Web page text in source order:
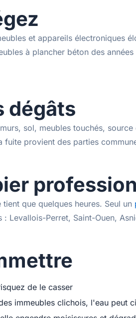
et appareils électroniques
à plancher béton des
dégâts
sol, meubles touchés,
provient des parties
que quelques heures. Seul un
Levallois-Perret, Saint-Ouen,
de le casser
immeubles clichois, l'eau peut